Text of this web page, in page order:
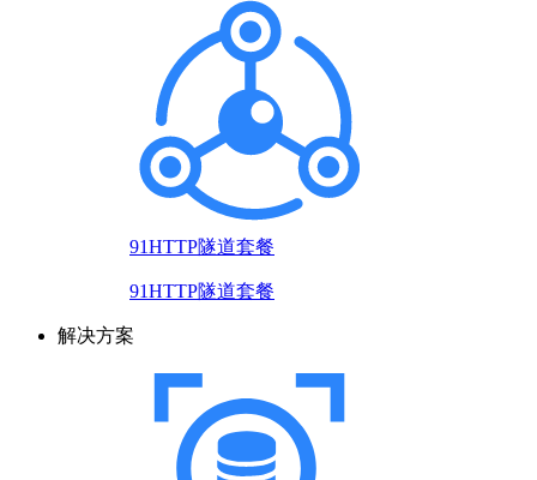
91HTTP隧道套餐
91HTTP隧道套餐
解决方案